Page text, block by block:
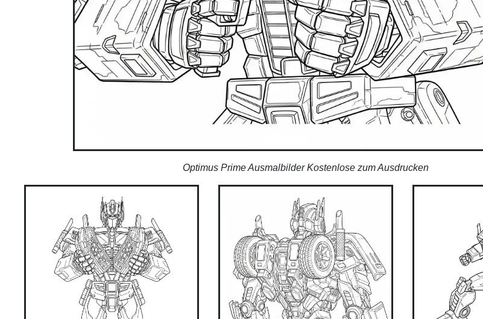
Optimus Prime Ausmalbilder Kostenlose zum Ausdrucken